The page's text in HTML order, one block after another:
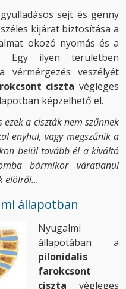
sejt és genny
kijárat biztosítása a
okozó nyomás és a
Egy ilyen területben
veszélyét
ciszta végleges
képzelhető el.
a ciszták nem szűnnek
enyhül, vagy megszűnik a
belül tovább él a kiváltó
bármikor váratlanul
elölről...
állapotban
Nyugalmi
állapotában a
pilonidalis
farokcsont
ciszta végleges